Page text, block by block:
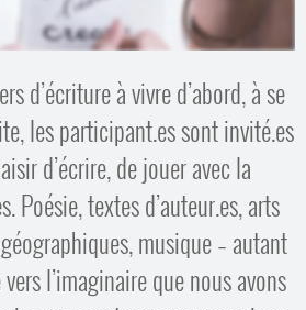
d’écriture à vivre d’abord, à se
les participant.es sont invité.es
d’écrire, de jouer avec la
Poésie, textes d’auteur.es, arts
musique – autant
l’imaginaire que nous avons